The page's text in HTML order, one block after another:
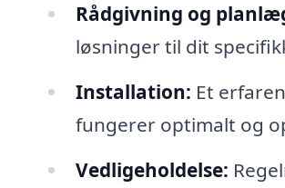
Rådgivning og
løsninger til dit
Installation: Et
fungerer optimalt og
Vedligeholdelse: